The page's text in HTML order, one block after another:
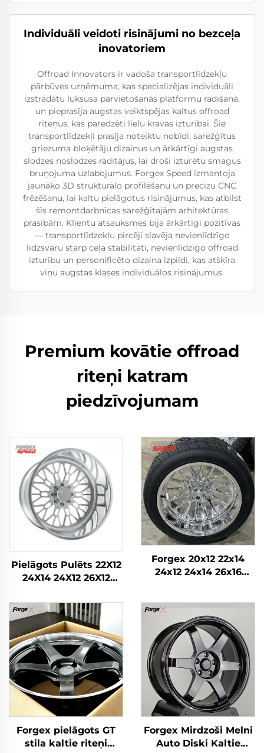
Individuāli veidoti risinājumi no bezceļa
inovatoriem
Offroad Innovators ir vadoša transportlīdzekļu
pārbūves uzņēmuma, kas specializējas individuāli
izstrādātu luksusa pārvietošanās platformu radīšanā,
un pieprasīja augstas veiktspējas kaltus offroad
riteņus, kas paredzēti lielu kravas izturībai. Šie
transportlīdzekļi prasīja noteiktu nobīdi, sarežģītus
griezuma bloķētāju dizainus un ārkārtīgi augstas
slodzes noslodzes rādītājus, lai droši izturētu smagus
bruņojuma uzlabojumus. Forgex Speed izmantoja
jaunāko 3D strukturālo profilēšanu un precīzu CNC
frēzēšanu, lai kaltu pielāgotus risinājumus, kas atbilst
šīs remontdarbnīcas sarežģītajām arhitektūras
prasībām. Klientu atsauksmes bija ārkārtīgi pozitīvas
— transportlīdzekļu pircēji slavēja nevienlīdzīgo
līdzsvaru starp ceļa stabilitāti, nevienlīdzīgo offroad
izturību un personificēto dizaina izpildi, kas atšķīra
viņu augstas klases individuālos risinājumus.
Premium kovātie offroad
riteņi katram
piedzīvojumam
Pielāgots Pulēts 22X12
24X14 24X12 26X12
8x180 6x139.7
Sakausējuma Kalta
Kravas Automašīnas
Riteņi Ford F-350
RAM1500 2500 Ritenis
Forgex 20x12 22x14
24x12 24x14 26x16
kaltās diskrades
Chevrolet GMC
2500HD Silverado Ram
SUV
Forgex pielāgots GT
stila kaltie riteņi
Forgex Mirdzoši Melni
Auto Diski Kaltie